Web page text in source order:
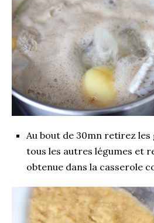
Au bout de 30mn retirez
tous les autres légumes et
obtenue dans la casserole